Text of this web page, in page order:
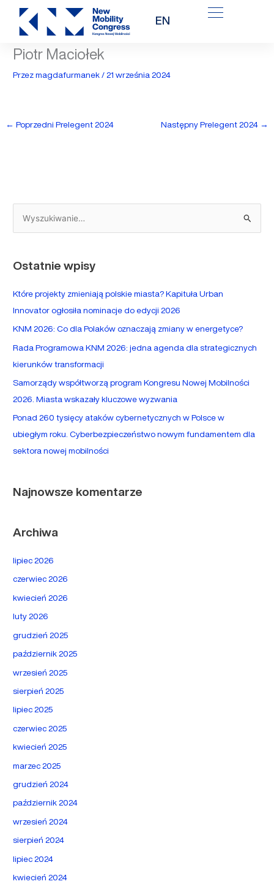
Przejdź
treści
EN
Piotr Maciołek
Przezmagdafurmanek/21 września 2024
← Poprzedni Prelegent 2024 Następny Prelegent 2024 →
z
k
l
a
:
Ostatnie wpisy
Które projekty zmieniają polskie miasta? Kapituła Urban
Innovator ogłosiła nominacje do edycji 2026
KNM 2026: Co dla Polaków oznaczają zmiany w energetyce?
Rada Programowa KNM 2026: jedna agenda dla strategicznych
kierunków transformacji
Samorządy współtworzą program Kongresu Nowej Mobilności
2026. Miasta wskazały kluczowe wyzwania
Ponad 260 tysięcy ataków cybernetycznych w Polsce w
ubiegłym roku. Cyberbezpieczeństwo nowym fundamentem dla
sektora nowej mobilności
Najnowsze komentarze
Archiwa
lipiec 2026
czerwiec 2026
kwiecień 2026
luty 2026
grudzień 2025
październik 2025
wrzesień 2025
sierpień 2025
lipiec 2025
czerwiec 2025
kwiecień 2025
marzec 2025
grudzień 2024
październik 2024
wrzesień 2024
sierpień 2024
lipiec 2024
kwiecień 2024